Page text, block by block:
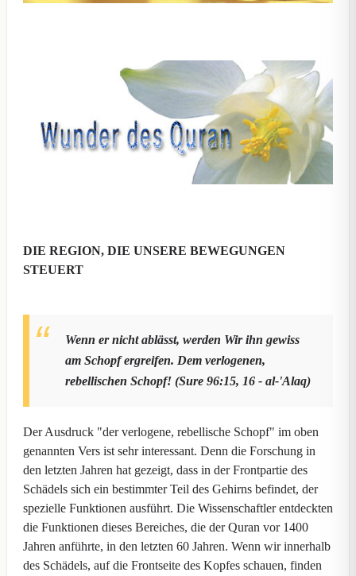
DIE REGION, DIE UNSERE BEWEGUNGEN
STEUERT
Wenn er nicht ablässt, werden Wir ihn gewiss
am Schopf ergreifen. Dem verlogenen,
rebellischen Schopf! (Sure 96:15, 16 - al-'Alaq)
Der Ausdruck "der verlogene, rebellische Schopf" im oben
genannten Vers ist sehr interessant. Denn die Forschung in
den letzten Jahren hat gezeigt, dass in der Frontpartie des
Schädels sich ein bestimmter Teil des Gehirns befindet, der
spezielle Funktionen ausführt. Die Wissenschaftler entdeckten
die Funktionen dieses Bereiches, die der Quran vor 1400
Jahren anführte, in den letzten 60 Jahren. Wenn wir innerhalb
des Schädels, auf die Frontseite des Kopfes schauen, finden